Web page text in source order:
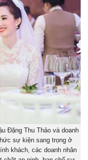
Đặng Thu Thảo và doanh
sự kiện sang trọng ở
khách, các doanh nhân